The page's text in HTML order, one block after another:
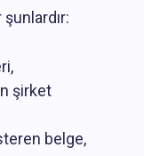
şirket
belge,